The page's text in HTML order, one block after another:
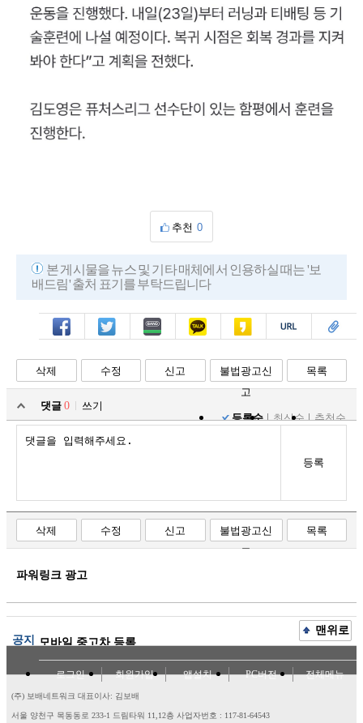
추천 0
본 게시물을 뉴스 및 기타 매체에서 인용하실 때는 '보
배드림' 출처 표기를 부탁드립니다
페북 트윗 밴드 카톡 카스 복사 스크랩
삭제 수정 신고
불법광고신
고
목록
댓글 0
쓰기
등록순
최신순 추천순
등록
삭제 수정 신고
불법광고신
고
목록
파워링크 광고
공지 모바일 중고차 등록
맨위로
로그인 회원가입 앱설치 PC버전 전체메뉴
(주) 보배네트워크 대표이사: 김보배
서울 양천구 목동동로 233-1 드림타워 11,12층 사업자번호 : 117-81-64543